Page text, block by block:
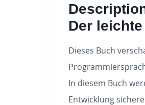
Der
Dieses Buch
In diesem Buch
Entwicklung